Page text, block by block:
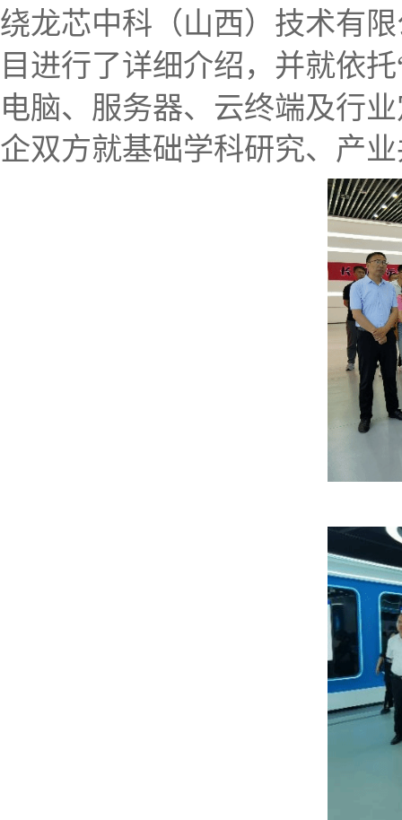
绕龙芯中科（山西）技术有
目进行了详细介绍，并就依
电脑、服务器、云终端及行
企双方就基础学科研究、产